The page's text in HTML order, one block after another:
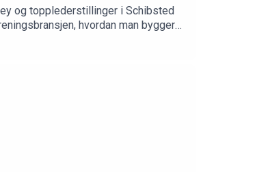
og topplederstillinger i Schibsted
hvordan man bygger
deler erfaringer om ledelse, strategi
trening. En rå episode for